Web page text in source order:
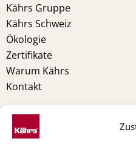
Kährs Gruppe
Kährs Schweiz
Ökologie
Zertifikate
Warum Kährs
Kontakt